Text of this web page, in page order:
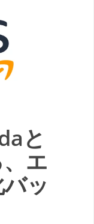
と
エ
ッ